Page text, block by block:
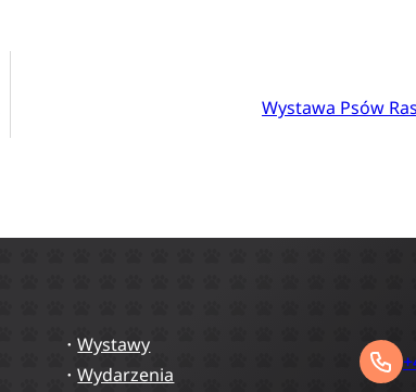
Wystawa Psów
Wystawy
Wydarzenia